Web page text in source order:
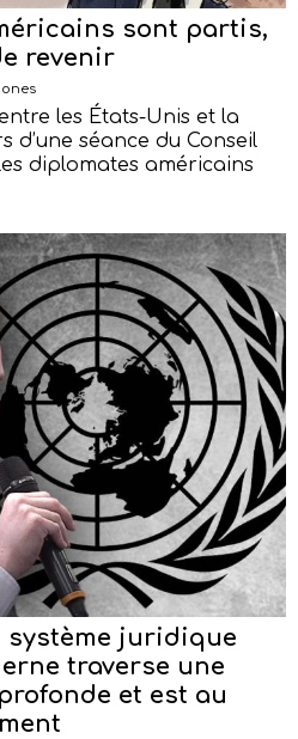
sont partis,
revenir
les États-Unis et la
d’une séance du Conseil
diplomates américains
système juridique
traverse une
et est au